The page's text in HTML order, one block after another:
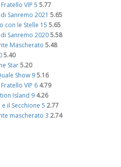
VIP 5 5.77
Sanremo 2021 5.65
con le Stelle 15 5.65
Sanremo 2020 5.58
Mascherato 5.48
5.40
Star 5.20
Show 9 5.16
VIP 6 4.79
Island 9 4.26
e il Secchione 5 2.77
mascherato 3 2.74